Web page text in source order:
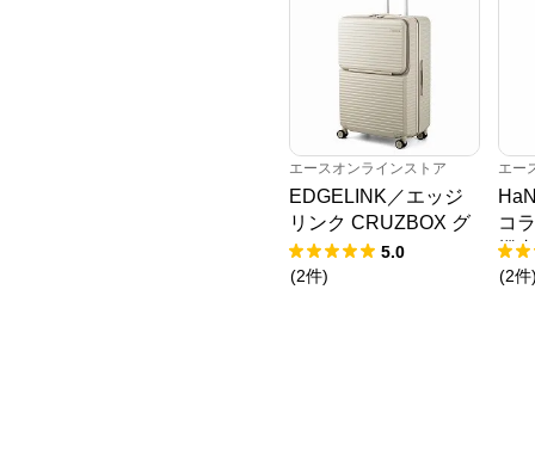
エースオンラインストア
EDGELINK／エッジ
リンク CRUZBOX グ
リント スーツケース
101L 09144
5.0
(2件)
エー
コ
機
(2件